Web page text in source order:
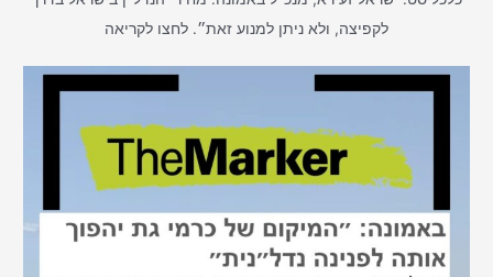
לקפיצה, ולא ניתן למנוע זאת״. לחצו לקריאה